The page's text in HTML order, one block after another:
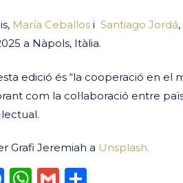
María Ceballos i Santiago Jordá
a Nàpols, Itàlia.
edició és “la cooperació en
com la col·laboració entre
Grafi Jeremiah a Unsplash.